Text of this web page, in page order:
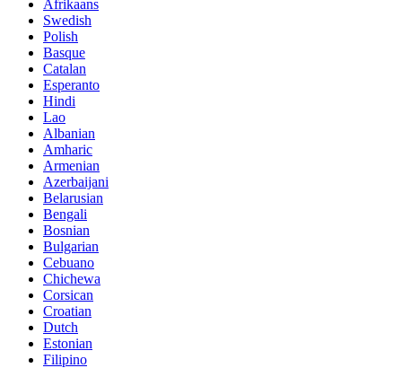
Afrikaans
Swedish
Polish
Basque
Catalan
Esperanto
Hindi
Lao
Albanian
Amharic
Armenian
Azerbaijani
Belarusian
Bengali
Bosnian
Bulgarian
Cebuano
Chichewa
Corsican
Croatian
Dutch
Estonian
Filipino